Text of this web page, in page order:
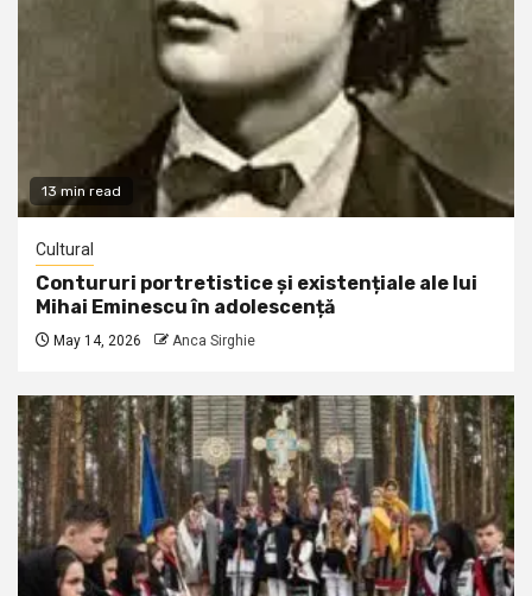
13 min read
Cultural
Contururi portretistice și existențiale ale lui
Mihai Eminescu în adolescență
May 14, 2026 Anca Sirghie